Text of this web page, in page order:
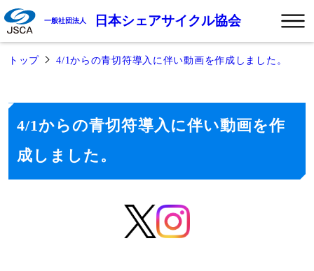
一般社団法人 日本シェアサイクル協会
トップ 4/1からの青切符導入に伴い動画を作成しました。
4/1からの青切符導入に伴い動画を作
成しました。